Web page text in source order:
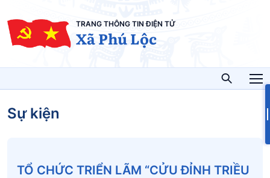
TRANG THÔNG TIN ĐIỆN TỬ
Xã Phú Lộc
Sự kiện
TỔ CHỨC TRIỂN LÃM “CỬU ĐỈNH TRIỀU